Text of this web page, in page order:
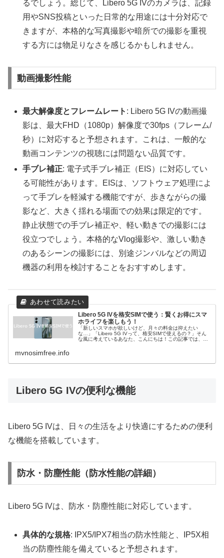
るでしょう。総じて、Libero 5G IVのカメラは、記録
用やSNS投稿といった日常的な用途には十分対応で
きますが、本格的な写真撮影や暗所での撮影を重視
する方には物足りなさを感じるかもしれません。
動画撮影性能
最大解像度とフレームレート : Libero 5G IVの動画撮
影は、最大FHD（1080p）解像度で30fps（フレーム/
秒）に対応すると予想されます。これは、一般的な
動画コンテンツの視聴には問題ない品質です。
手ブレ補正: 電子式手ブレ補正（EIS）に対応してい
る可能性があります。EISは、ソフトウェア処理によ
って手ブレを軽減する機能ですが、歩きながらの撮
影など、大きく揺れる場面での効果は限定的です。
静止状態での手ブレ補正や、軽い動きでの撮影には
役立つでしょう。本格的なVlog撮影や、激しい動き
のあるシーンの撮影には、別途ジンバルなどの周辺
機器の利用を検討することをおすすめします。
Libero 5G IVを格安SIMで使う：賢くお得にスマ
ホライフを楽しもう！
「新しいスマホが欲しいけど、月々の料金は抑えたい
な…」「Libero 5G IVって、格安SIMで使えるの？」そん
な風に考えているあなた、こんにちは！この記事では、
mvnosimfree.info
Libero 5G IVの便利な機能
Libero 5G IVは、日々の生活をより快適にするための便利
な機能を搭載しています。
防水・防塵性能（防水性能の詳細）
Libero 5G IVは、防水・防塵性能に対応しています。
具体的な規格: IPX5/IPX7相当の防水性能と、IP5X相
当の防塵性能を備えていると予想されます。